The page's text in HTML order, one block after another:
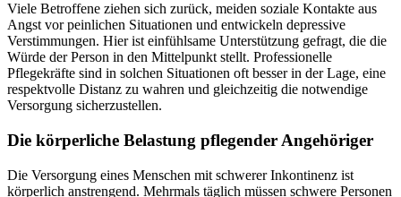
Viele Betroffene ziehen sich zurück, meiden soziale Kontakte aus
Angst vor peinlichen Situationen und entwickeln depressive
Verstimmungen. Hier ist einfühlsame Unterstützung gefragt, die die
Würde der Person in den Mittelpunkt stellt. Professionelle
Pflegekräfte sind in solchen Situationen oft besser in der Lage, eine
respektvolle Distanz zu wahren und gleichzeitig die notwendige
Versorgung sicherzustellen.
Die körperliche Belastung pflegender Angehöriger
Die Versorgung eines Menschen mit schwerer Inkontinenz ist
körperlich anstrengend. Mehrmals täglich müssen schwere Personen